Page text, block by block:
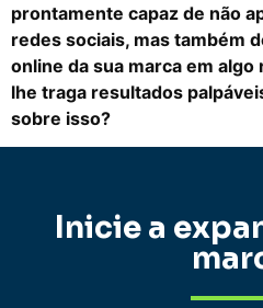
prontamente capaz de não
redes sociais, mas também
online da sua marca em
lhe traga resultados
sobre isso?
Inicie a